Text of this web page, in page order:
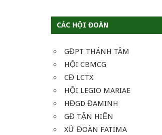
CÁC HỘI ĐOÀN
GĐPT THÁNH TÂM
HỘI CBMCG
CĐ LCTX
HỘI LEGIO MARIAE
HĐGD ĐAMINH
GĐ TẬN HIẾN
XỨ ĐOÀN FATIMA